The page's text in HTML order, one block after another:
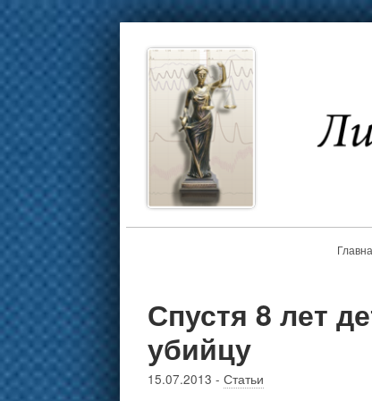
Спустя 8 лет
убийцу
15.07.2013 -Статьи